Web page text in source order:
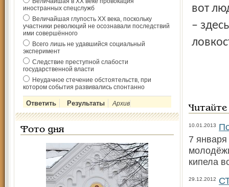
иностранных спецслужб
Величайшая глупость ХХ века, поскольку
участники революций не осознавали последствий
ими совершённого
Всего лишь не удавшийся социальный
эксперимент
Следствие преступной слабости
государственной власти
Неудачное стечение обстоятельств, при
котором события развивались спонтанно
Архив
Фото дня
вот
–
10.01.2013
7 января
кипела
29.12.2012